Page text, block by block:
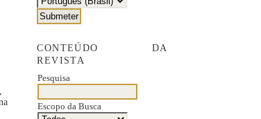
CONTEÚDO DA
REVISTA
Pesquisa
Escopo da Busca